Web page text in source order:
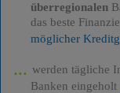
überregionalen
das beste
möglicher
werden tägliche
Banken eingeholt